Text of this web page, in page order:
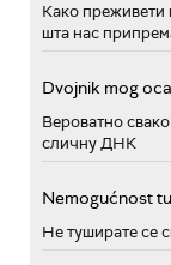
Како преживети
шта нас
Dvojnik mog oca
Вероватно
сличну ДНК
Nemogućnost
Не туширате се